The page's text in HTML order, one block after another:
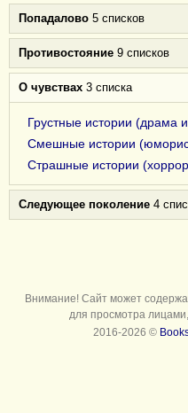
Попадалово 5 списков
Противостояние 9 списков
О чувствах 3 списка
Грустные истории (драма
Смешные истории
Страшные истории
Следующее поколение 4
Внимание! Сайт может
для просмотра
2016-2026 ©